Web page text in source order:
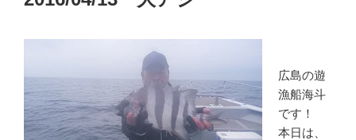
日:
広島の遊
漁船海斗
です！
本日は、